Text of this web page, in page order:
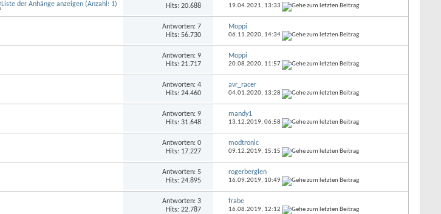
Hits: 20.688
19.04.2021, 13:33
Antworten: 7
Hits: 56.730
Moppi
06.11.2020, 14:34
Antworten: 9
Hits: 21.717
Moppi
20.08.2020, 11:57
Antworten: 4
Hits: 24.460
avr_racer
04.01.2020, 13:28
Antworten: 9
Hits: 31.648
mandy1
13.12.2019, 06:58
Antworten: 0
Hits: 17.227
modtronic
09.12.2019, 15:15
Antworten: 5
Hits: 24.895
rogerberglen
16.09.2019, 10:49
Antworten: 3
Hits: 22.787
frabe
16.08.2019, 12:12